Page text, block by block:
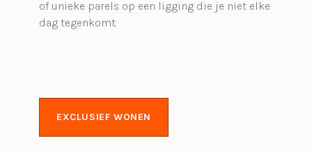
of unieke parels op een ligging die je niet elke
dag tegenkomt.
EXCLUSIEF WONEN